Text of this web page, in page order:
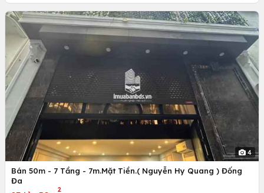
4
Bán 50m - 7 Tầng - 7m.Mặt Tiền.( Nguyễn Hy Quang ) Đống
Đa
2